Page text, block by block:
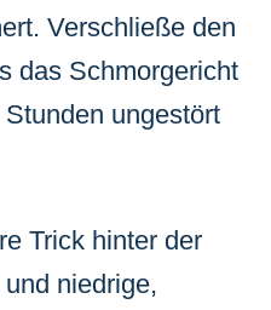
Verschließe den
das Schmorgericht
ungestört
Trick hinter der
niedrige,